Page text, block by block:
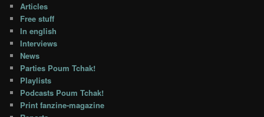
Articles
Free stuff
In english
Interviews
News
Parties Poum Tchak!
Playlists
Podcasts Poum Tchak!
Print fanzine-magazine